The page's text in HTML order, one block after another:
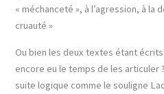
« méchanceté », à l’agression, à la
cruauté »
Ou bien les deux textes étant
encore eu le temps de les articuler
suite logique comme le souligne